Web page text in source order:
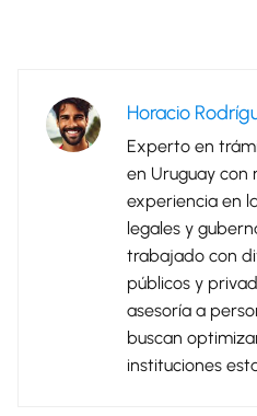
Horacio
Experto en
en Uruguay con
experiencia en
legales y
trabajado con
públicos y
asesoría a
buscan
instituciones